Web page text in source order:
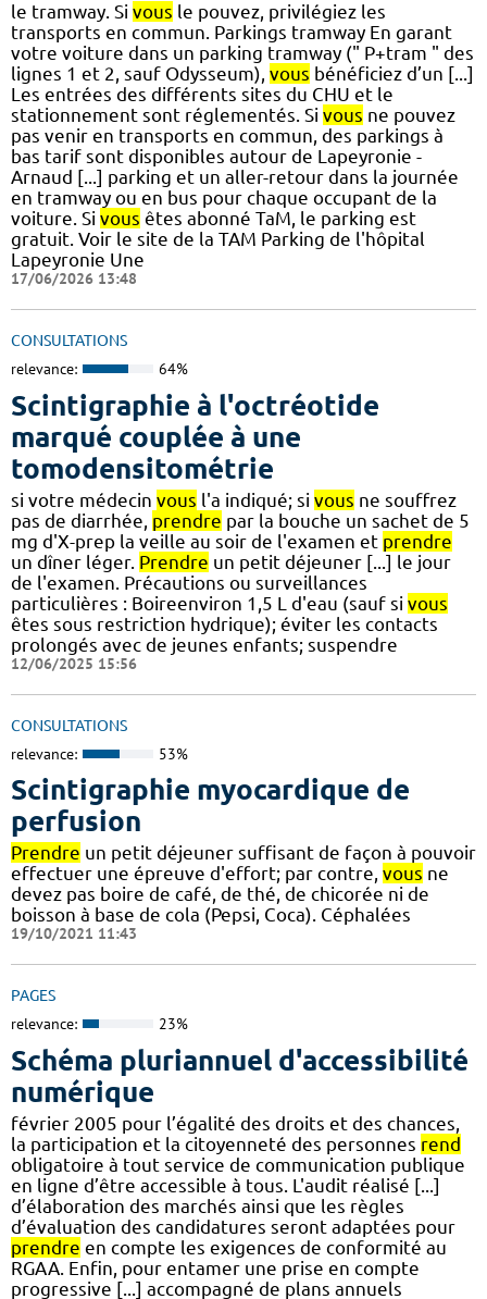
le tramway. Si vous le pouvez, privilégiez les
transports en commun. Parkings tramway En garant
votre voiture dans un parking tramway (" P+tram " des
lignes 1 et 2, sauf Odysseum), vous bénéficiez d’un [...]
Les entrées des différents sites du CHU et le
stationnement sont réglementés. Si vous ne pouvez
pas venir en transports en commun, des parkings à
bas tarif sont disponibles autour de Lapeyronie -
Arnaud [...] parking et un aller-retour dans la journée
en tramway ou en bus pour chaque occupant de la
voiture. Si vous êtes abonné TaM, le parking est
gratuit. Voir le site de la TAM Parking de l'hôpital
Lapeyronie Une
17/06/2026 13:48
CONSULTATIONS
relevance: 64%
Scintigraphie à l'octréotide
marqué couplée à une
tomodensitométrie
si votre médecin vous l'a indiqué; si vous ne souffrez
pas de diarrhée, prendre par la bouche un sachet de 5
mg d'X-prep la veille au soir de l'examen et prendre
un dîner léger. Prendre un petit déjeuner [...] le jour
de l'examen. Précautions ou surveillances
particulières : Boireenviron 1,5 L d'eau (sauf si vous
êtes sous restriction hydrique); éviter les contacts
prolongés avec de jeunes enfants; suspendre
12/06/2025 15:56
CONSULTATIONS
relevance: 53%
Scintigraphie myocardique de
perfusion
Prendre un petit déjeuner suffisant de façon à pouvoir
effectuer une épreuve d'effort; par contre, vous ne
devez pas boire de café, de thé, de chicorée ni de
boisson à base de cola (Pepsi, Coca). Céphalées
19/10/2021 11:43
PAGES
relevance: 23%
Schéma pluriannuel d'accessibilité
numérique
février 2005 pour l’égalité des droits et des chances,
la participation et la citoyenneté des personnes rend
obligatoire à tout service de communication publique
en ligne d’être accessible à tous. L'audit réalisé [...]
d’élaboration des marchés ainsi que les règles
d’évaluation des candidatures seront adaptées pour
prendre en compte les exigences de conformité au
RGAA. Enfin, pour entamer une prise en compte
progressive [...] accompagné de plans annuels